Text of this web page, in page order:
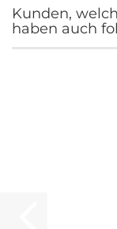
Kunden,
haben auch